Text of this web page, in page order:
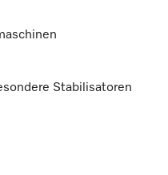
Stabilisatoren